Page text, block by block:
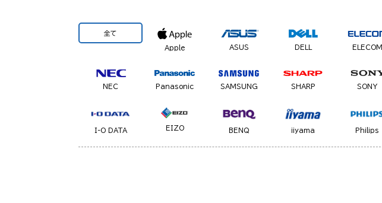
全て
Apple ASUS DELL ELECOM
NEC Panasonic SAMSUNG SHARP SONY
I-O DATA EIZO BENQ iiyama Philips